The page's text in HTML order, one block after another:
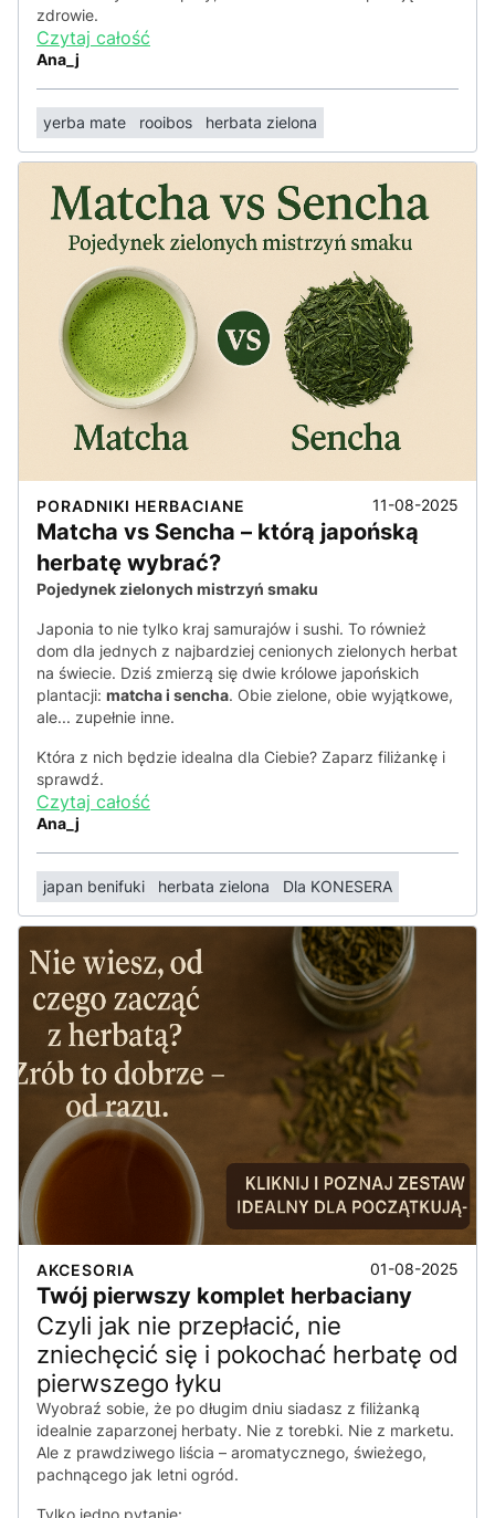
zdrowie.
Czytaj całość
Ana_j
yerba mate rooibos herbata zielona
PORADNIKI HERBACIANE 11-08-2025
Matcha vs Sencha – którą japońską
herbatę wybrać?
Pojedynek zielonych mistrzyń smaku
Japonia to nie tylko kraj samurajów i sushi. To również
dom dla jednych z najbardziej cenionych zielonych herbat
na świecie. Dziś zmierzą się dwie królowe japońskich
plantacji: matcha i sencha. Obie zielone, obie wyjątkowe,
ale... zupełnie inne.
Która z nich będzie idealna dla Ciebie? Zaparz filiżankę i
sprawdź.
Czytaj całość
Ana_j
japan benifuki herbata zielona Dla KONESERA
AKCESORIA 01-08-2025
Twój pierwszy komplet herbaciany
Czyli jak nie przepłacić, nie
zniechęcić się i pokochać herbatę od
pierwszego łyku
Wyobraź sobie, że po długim dniu siadasz z filiżanką
idealnie zaparzonej herbaty. Nie z torebki. Nie z marketu.
Ale z prawdziwego liścia – aromatycznego, świeżego,
pachnącego jak letni ogród.
Tylko jedno pytanie: